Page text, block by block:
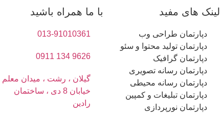
لینک های مفید
دپارتمان طراحی وب
دپارتمان تولید محتوا و سئو
دپارتمان گرافیک
دپارتمان رسانه تصویری
دپارتمان رسانه محیطی
دپارتمان تبلیغات و کمپین
دپارتمان نورپردازی
با ما همراه باشید
013-91010361
9626 134 0911
گیلان ، رشت ، میدان معلم
خیابان 8 دی ، ساختمان
رادین